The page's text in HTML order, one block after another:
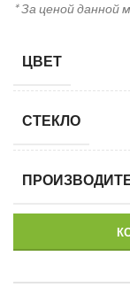
* За ценой данной
ЦВЕТ
СТЕКЛО